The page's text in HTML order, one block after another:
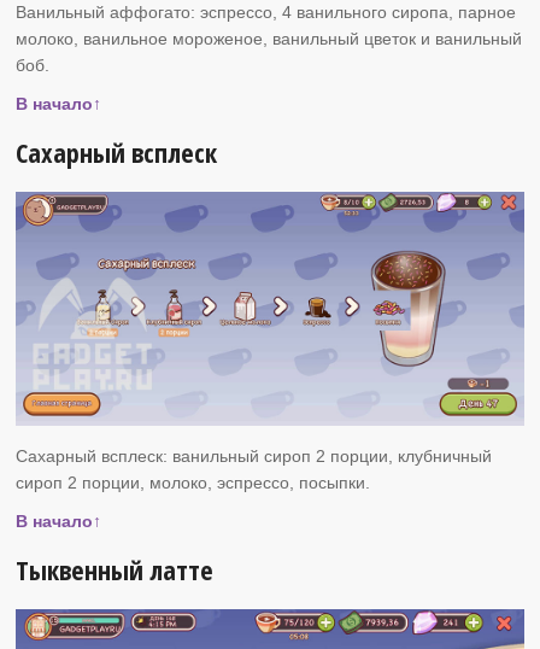
Ванильный аффогато: эспрессо, 4 ванильного сиропа, парное
молоко, ванильное мороженое, ванильный цветок и ванильный
боб.
В начало↑
Сахарный всплеск
Сахарный всплеск: ванильный сироп 2 порции, клубничный
сироп 2 порции, молоко, эспрессо, посыпки.
В начало↑
Тыквенный латте